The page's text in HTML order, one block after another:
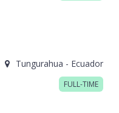
Tungurahua - Ecuador
FULL-TIME